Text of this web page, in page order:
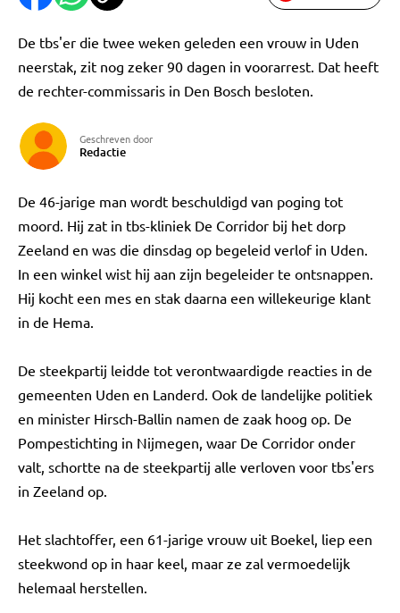
De tbs'er die twee weken geleden een vrouw in Uden
neerstak, zit nog zeker 90 dagen in voorarrest. Dat heeft
de rechter-commissaris in Den Bosch besloten.
Geschreven door
Redactie
De 46-jarige man wordt beschuldigd van poging tot
moord. Hij zat in tbs-kliniek De Corridor bij het dorp
Zeeland en was die dinsdag op begeleid verlof in Uden.
In een winkel wist hij aan zijn begeleider te ontsnappen.
Hij kocht een mes en stak daarna een willekeurige klant
in de Hema.
De steekpartij leidde tot verontwaardigde reacties in de
gemeenten Uden en Landerd. Ook de landelijke politiek
en minister Hirsch-Ballin namen de zaak hoog op. De
Pompestichting in Nijmegen, waar De Corridor onder
valt, schortte na de steekpartij alle verloven voor tbs'ers
in Zeeland op.
Het slachtoffer, een 61-jarige vrouw uit Boekel, liep een
steekwond op in haar keel, maar ze zal vermoedelijk
helemaal herstellen.